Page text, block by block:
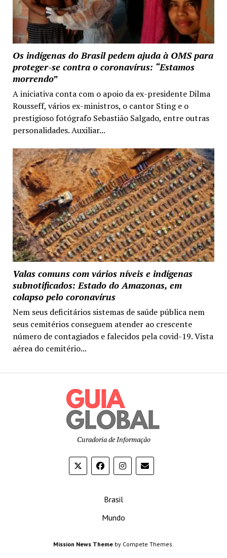
Os indígenas do Brasil pedem ajuda à OMS para
proteger-se contra o coronavírus: “Estamos
morrendo”
A iniciativa conta com o apoio da ex-presidente Dilma
Rousseff, vários ex-ministros, o cantor Sting e o
prestigioso fotógrafo Sebastião Salgado, entre outras
personalidades. Auxiliar...
Valas comuns com vários níveis e indígenas
subnotificados: Estado do Amazonas, em
colapso pelo coronavírus
Nem seus deficitários sistemas de saúde pública nem
seus cemitérios conseguem atender ao crescente
número de contagiados e falecidos pela covid-19. Vista
aérea do cemitério...
Curadoria de Informação
Brasil
Mundo
Mission News Theme by Compete Themes.